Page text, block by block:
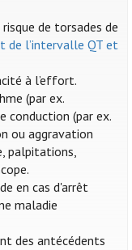
de torsades de
de l’intervalle QT et
à l’effort.
(par ex.
conduction (par ex.
ou aggravation
palpitations,
en cas d'arrêt
maladie
des antécédents